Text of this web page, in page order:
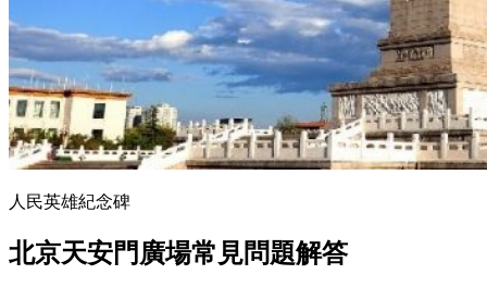
人民英雄紀念碑
北京天安門廣場常見問題解答